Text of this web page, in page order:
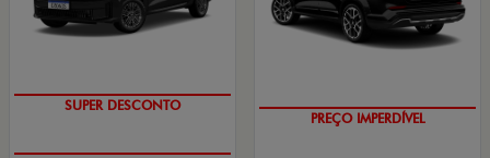
BÔNUS DE ATÉ R$ 14 MIL
COM USADO NA TROCA